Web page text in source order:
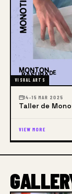
VISUAL ARTS
14–15 MAR 2025
Taller de
VIEW MORE